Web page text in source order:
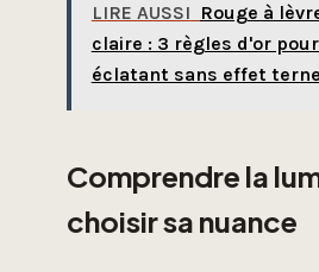
LIRE AUSSI Rouge à
claire : 3 règles d'or
éclatant sans effet terne
Comprendre la
choisir sa nuance